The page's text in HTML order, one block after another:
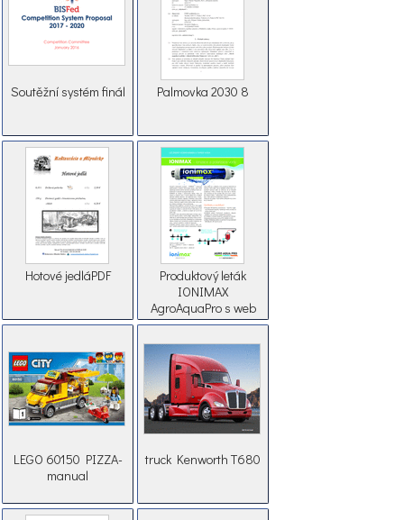
Soutěžní systém finál Palmovka 2030 8
Hotové jedláPDF
Produktový leták
IONIMAX
AgroAquaPro s web
IONIX.cz (1)
LEGO 60150 PIZZA-
manual
truck Kenworth T680